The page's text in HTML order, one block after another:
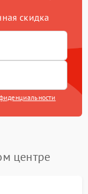
скидка
центре